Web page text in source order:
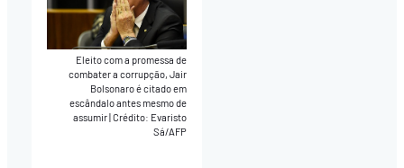
Eleito com a promessa de
combater a corrupção, Jair
Bolsonaro é citado em
escândalo antes mesmo de
assumir|Crédito: Evaristo
Sá/AFP